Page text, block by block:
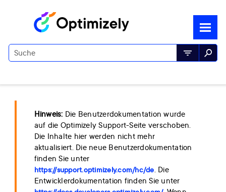
Zu Hauptinhalt springen
Die Benutzerdokumentation wurde
auf die Optimizely Support-Seite verschoben.
Die Inhalte hier werden nicht mehr
aktualisiert. Die neue Benutzerdokumentation
finden Sie unter
https://support.optimizely.com/hc/de. Die
Entwicklerdokumentation finden Sie unter